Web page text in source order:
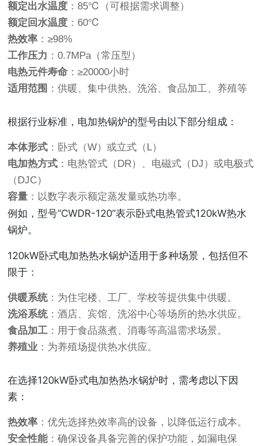
额定出水温度 ：85℃（可根据需求调整）
额定回水温度 ：60℃
热效率 ：≥98%
工作压力 ：0.7MPa（常压型）
电热元件寿命 ：≥20000小时
适用范围 ：供暖、集中供热、洗浴、食品加工、养殖等
根据行业标准，电加热锅炉的型号由以下部分组成：
本体形式 ：卧式（W）或立式（L）
电加热方式 ：电热管式（DR）、电磁式（DJ）或电极式
（DJC）
容量 ：以数字表示额定蒸发量或热功率。
例如，型号“CWDR-120”表示卧式电热管式120kW热水
锅炉。
120kW卧式电加热热水锅炉适用于多种场景，包括但不
限于：
供暖系统：为住宅楼、工厂、学校等提供集中供暖。
洗浴系统：酒店、宾馆、洗浴中心等场所的热水供应。
食品加工 ：用于食品蒸煮、消毒等高温需求场景。
养殖业 ：为养殖场提供热水供应。
在选择120kW卧式电加热热水锅炉时，需考虑以下因
素：
热效率 ：优先选择热效率高的设备，以降低运行成本。
安全性能：确保设备具备完善的保护功能，如漏电保